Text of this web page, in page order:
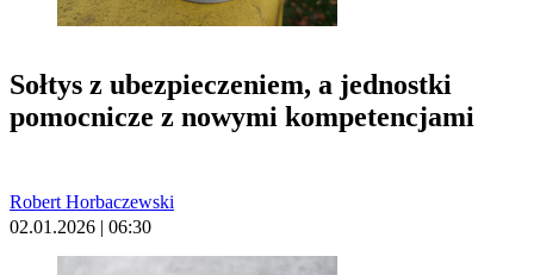
Sołtys z ubezpieczeniem, a jednostki
pomocnicze z nowymi kompetencjami
Robert Horbaczewski
02.01.2026 | 06:30